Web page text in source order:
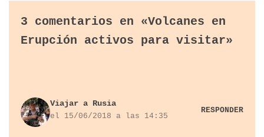
3 comentarios en «Volcanes en
Erupción activos para visitar»
Viajar a Rusia
el 15/06/2018 a las 14:35
RESPONDER